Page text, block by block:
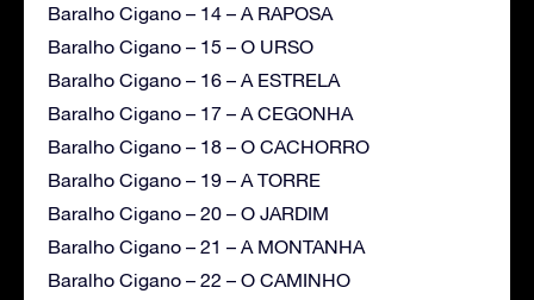
Baralho Cigano – 14 – A RAPOSA
Baralho Cigano – 15 – O URSO
Baralho Cigano – 16 – A ESTRELA
Baralho Cigano – 17 – A CEGONHA
Baralho Cigano – 18 – O CACHORRO
Baralho Cigano – 19 – A TORRE
Baralho Cigano – 20 – O JARDIM
Baralho Cigano – 21 – A MONTANHA
Baralho Cigano – 22 – O CAMINHO